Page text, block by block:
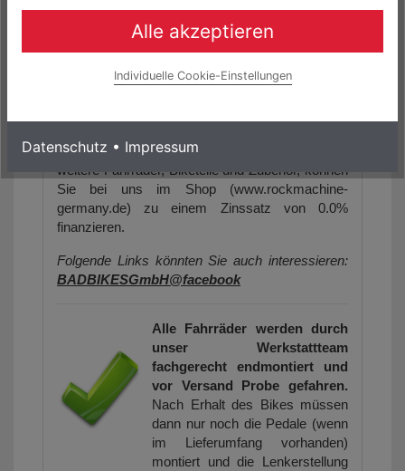
möglich, da sich der Hersteller das Recht
vorbehält, die Produktspezifikation zu ändern).
angegebenen Spezifikationen. Weitere Details
Valley 24R 8S Kinder Mountain Bike
weitere Fahrräder, Biketeile und Zubehör, können
Sie bei uns im Shop (www.rockmachine-
germany.de) zu einem Zinssatz von 0.0%
finanzieren.
Folgende Links könnten Sie auch interessieren:
BADBIKESGmbH@facebook
Alle Fahrräder werden durch
unser Werkstattteam
fachgerecht endmontiert und
vor Versand Probe gefahren.
Nach Erhalt des Bikes müssen
dann nur noch die Pedale (wenn
im Lieferumfang vorhanden)
montiert und die Lenkerstellung
Alle akzeptieren
Individuelle Cookie-Einstellungen
Datenschutz • Impressum